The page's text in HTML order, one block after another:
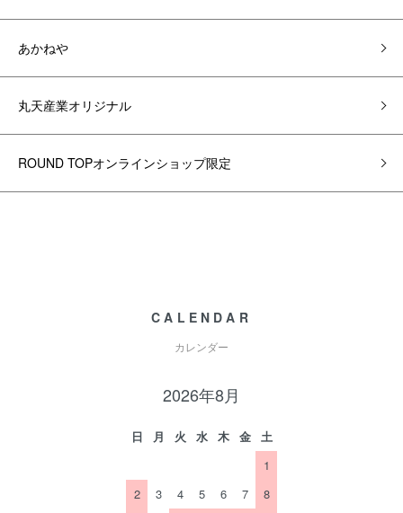
あかねや
丸天産業オリジナル
ROUND TOPオンラインショップ限定
CALENDAR
カレンダー
2026年8月
日 月 火 水 木 金
土
1
2
3 4 5 6 7
8